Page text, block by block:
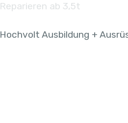
Reparieren ab 3,5t
Hochvolt Ausbildung +